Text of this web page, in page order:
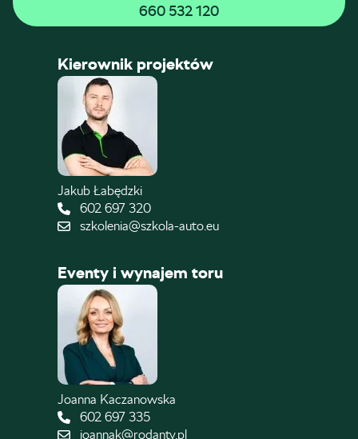
660 532 120
Kierownik projektów
Jakub Łabędzki
602 697 320
szkolenia@szkola-auto.eu
Eventy i wynajem toru
Joanna Kaczanowska
602 697 335
joannak@rodantv.pl